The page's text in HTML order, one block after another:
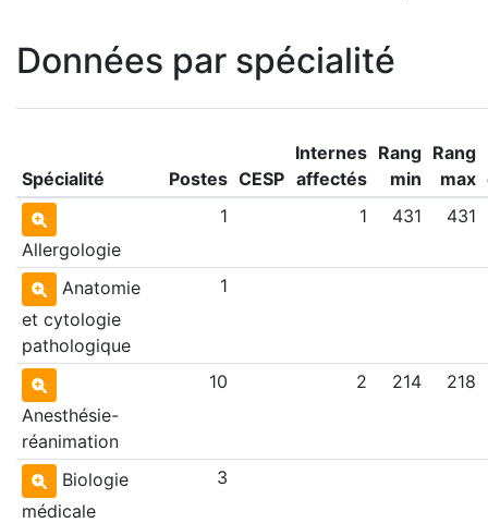
Données par spécialité
Spécialité Postes CESP
Internes
affectés
Rang
min
Rang
max
Allergologie
1 1 431 431
Anatomie
et cytologie
pathologique
1
Anesthésie-
réanimation
10 2 214 218
Biologie
médicale
3